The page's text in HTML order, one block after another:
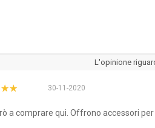
L'opinione
30-11-2020
a comprare qui. Offrono accessori